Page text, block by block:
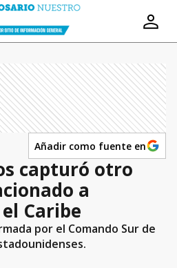
Añadir como fuente en
capturó otro
a
Caribe
por el Comando Sur de